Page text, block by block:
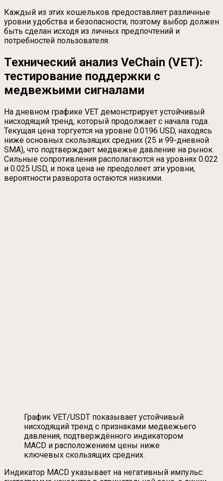
Каждый из этих кошельков предоставляет различные
уровни удобства и безопасности, поэтому выбор должен
быть сделан исходя из личных предпочтений и
потребностей пользователя.
Технический анализ VeChain (VET):
тестирование поддержки с
медвежьими сигналами
На дневном графике VET демонстрирует устойчивый
нисходящий тренд, который продолжает с начала года.
Текущая цена торгуется на уровне 0.0196 USD, находясь
ниже основных скользящих средних (25 и 99-дневной
SMA), что подтверждает медвежье давление на рынок.
Сильные сопротивления располагаются на уровнях 0.022
и 0.025 USD, и пока цена не преодолеет эти уровни,
вероятности разворота остаются низкими.
График VET/USDT показывает устойчивый
нисходящий тренд с признаками медвежьего
давления, подтверждённого индикатором
MACD и расположением цены ниже
ключевых скользящих средних.
Индикатор MACD указывает на негативный импульс: